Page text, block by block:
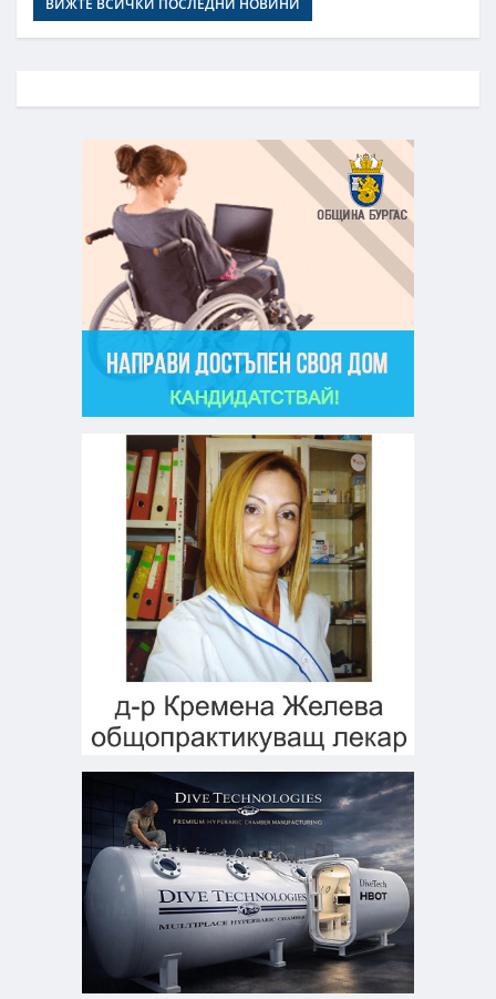
ВИЖТЕ ВСИЧКИ ПОСЛЕДНИ НОВИНИ